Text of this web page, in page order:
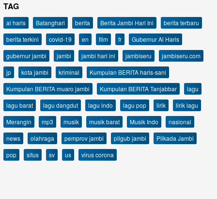
TAG
al haris Batanghari berita Berita Jambi Hari Ini
berita terbaru
berita terkini
covid-19 en film fr
Gubernur Al Haris
gubernur jambi
jambi jambi hari ini jambiseru
jambiseru.com
jp
kota jambi kriminal
Kumpulan BERITA haris-sani
Kumpulan BERITA muaro jambi
Kumpulan BERITA Tanjabbar
lagu
lagu barat
lagu dangdut lagu indo lagu pop lirik
lirik lagu
Merangin
mp3 musik musik barat Musik Indo
nasional
news
olahraga pemprov jambi pilgub jambi
Pilkada Jambi
pop
situs sv us virus corona